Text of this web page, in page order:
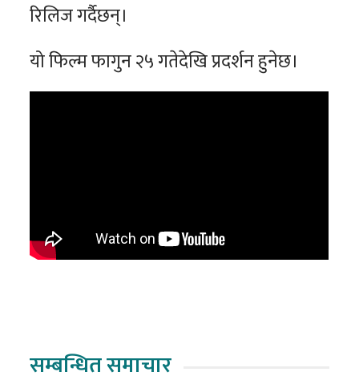
रिलिज गर्दैछन्।
यो फिल्म फागुन २५ गतेदेखि प्रदर्शन हुनेछ।
सम्बन्धित समाचार